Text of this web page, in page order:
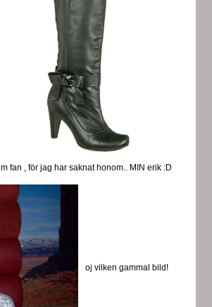
fan , för jag har saknat honom.. MIN erik :D
oj vilken gammal bild!